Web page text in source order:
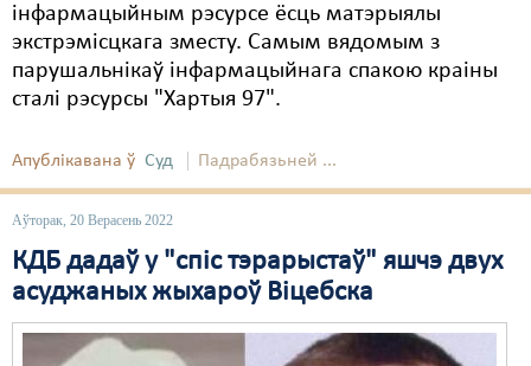
інфармацыйным рэсурсе ёсць матэрыялы
экстрэмісцкага зместу. Самым вядомым з
парушальнікаў інфармацыйнага спакою краіны
сталі рэсурсы "Хартыя 97".
Апублікавана ў Суд Падрабязьней ...
Аўторак, 20 Верасень 2022
КДБ дадаў у "спіс тэрарыстаў" яшчэ двух
асуджаных жыхароў Віцебска
Палітвязьні
Праваабаронцы
Пэнітэнцыярная сыстэма
Распальваньне варожасьці
Рознае
Свабода слова
Свабода сумленьня